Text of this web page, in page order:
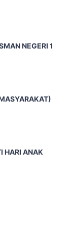
NEGERI 1
HARI ANAK